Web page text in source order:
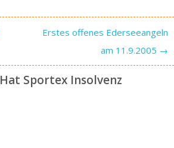
Erstes offenes Ederseeangeln
am 11.9.2005 →
Hat Sportex Insolvenz